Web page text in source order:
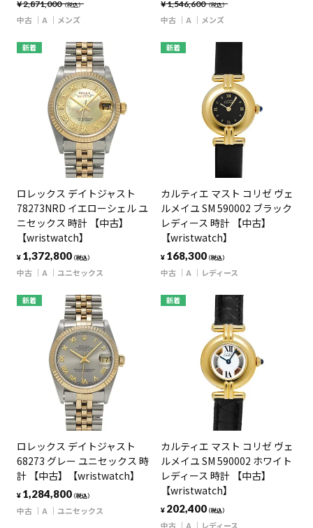
¥2,871,000（税込）
中古 A メンズ
¥1,546,600（税込）
中古 A メンズ
新着
ロレックス デイトジャスト
78273NRD イエローシェル ユ
ニセックス 時計 【中古】
【wristwatch】
¥ 1,372,800（税込）
中古 A ユニセックス
新着
カルティエ マスト コリゼ ヴェ
ルメイユ SM 590002 ブラック
レディース 時計 【中古】
【wristwatch】
¥ 168,300（税込）
中古 A レディース
新着
ロレックス デイトジャスト
68273 グレー ユニセックス 時
計 【中古】【wristwatch】
¥ 1,284,800（税込）
中古 A ユニセックス
新着
カルティエ マスト コリゼ ヴェ
ルメイユ SM 590002 ホワイト
レディース 時計 【中古】
【wristwatch】
¥ 202,400（税込）
中古 A レディース